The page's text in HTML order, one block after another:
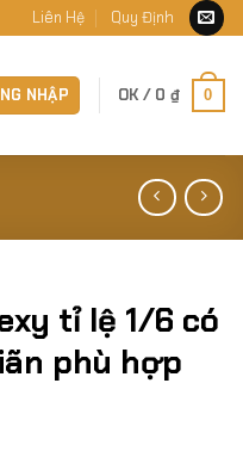
Liên Hệ Quy Định
NHẬP OK / 0 ₫ 0
tỉ lệ 1/6 có
phù hợp